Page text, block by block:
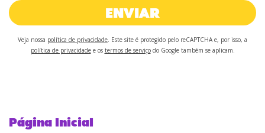
ENVIAR
Veja nossa política de privacidade . Este site é protegido pelo reCAPTCHA e, por isso, a
política de privacidadee os termos de serviçodo Google também se aplicam.
Página Inicial